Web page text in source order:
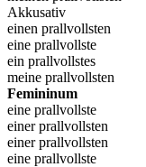
Akkusativ
einen prallvollsten
eine prallvollste
ein prallvollstes
meine prallvollsten
Femininum
eine prallvollste
einer prallvollsten
einer prallvollsten
eine prallvollste